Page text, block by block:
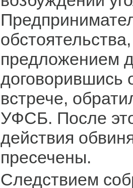
предложением
договорившись
встрече,
УФСБ. После
действия
пресечены.
Следствием